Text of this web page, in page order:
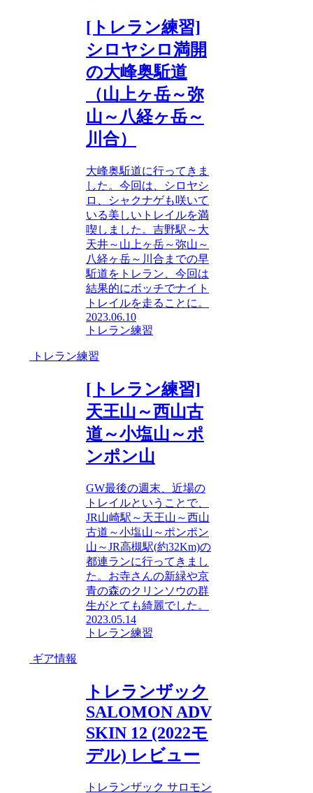
[トレラン練習]
シロヤシロ満開
の大峰奥駈道
（山上ヶ岳～弥
山～八経ヶ岳～
川合）
大峰奥駈道に行ってきま
した。今回は、シロヤシ
ロ、シャクナゲも咲いて
いる美しいトレイルを満
喫しました。吉野駅～大
天井～山上ヶ岳～弥山～
八経ヶ岳～川合までの早
駈道をトレラン、今回は
結果的にボッチでナイト
トレイルを走ることに。
2023.06.10
トレラン練習
トレラン練習
[トレラン練習]
天王山～西山古
道～小塩山～ポ
ンポン山
GW最後の週末、近場の
トレイルということで、
JR山崎駅～天王山～西山
古道～小塩山～ポンポン
山～JR高槻駅(約32Km)の
都連ランに行ってきまし
た。お寺さんの新緑や京
青の森のクリンソウの群
生がとても綺麗でした。
2023.05.14
トレラン練習
ギア情報
トレランザック
SALOMON ADV
SKIN 12 (2022モ
デル) レビュー
トレランザック サロモン